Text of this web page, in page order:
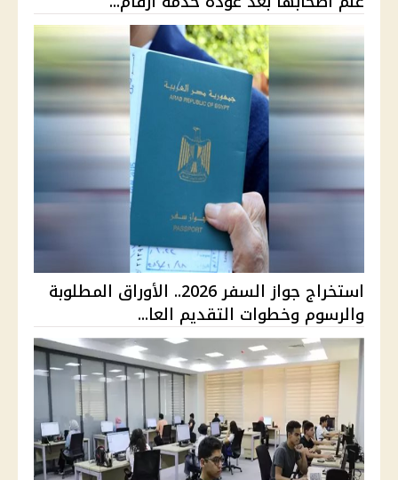
استخراج جواز السفر 2026.. الأوراق المطلوبة
والرسوم وخطوات التقديم العا...